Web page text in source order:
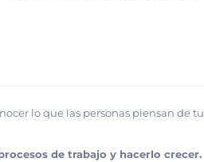
lo que las personas piensan de tu
de trabajo y hacerlo crecer.